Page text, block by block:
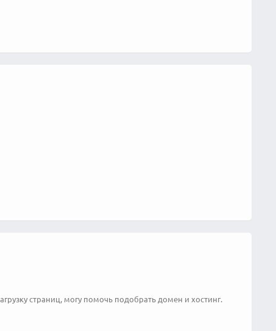
страниц, могу помочь подобрать домен и хостинг.